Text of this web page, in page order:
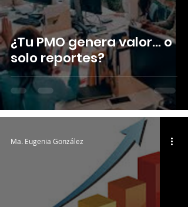
¿Tu PMO genera valor… o
solo reportes?
Ma. Eugenia González